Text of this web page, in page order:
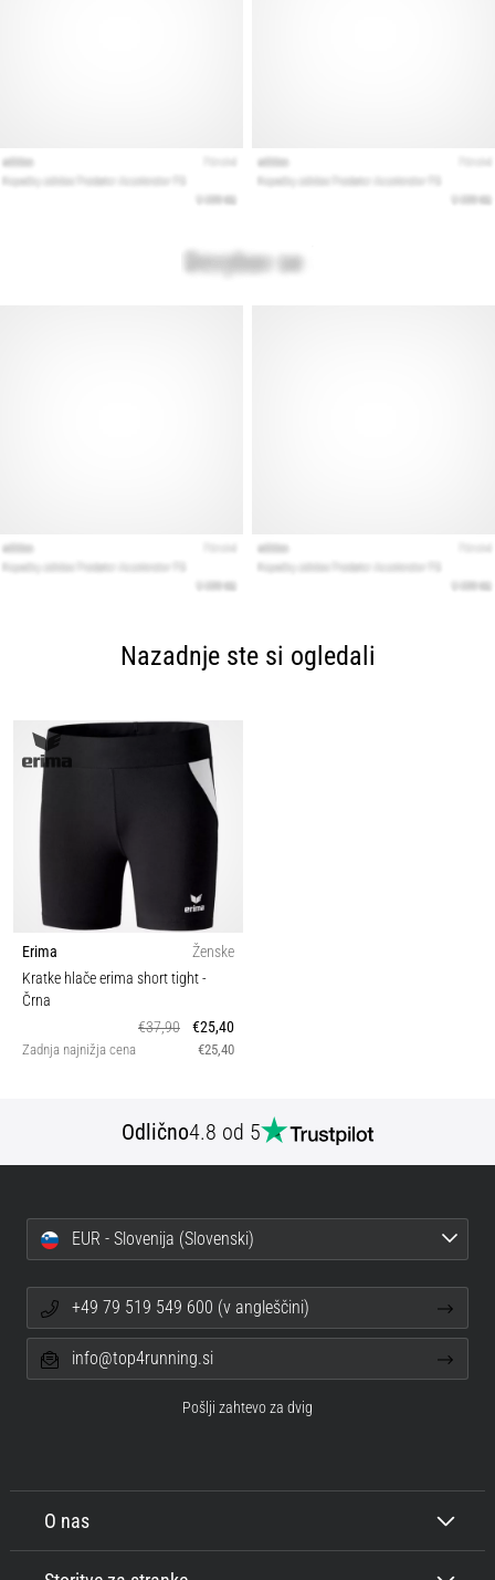
Nazadnje ste si ogledali
Erima
Ženske
Kratke hlače erima short tight-
Črna
€37,90
€25,40
Zadnja najnižja cena €25,40
Odlično4.8 od 5
O nas
EUR - Slovenija (Slovenski)
+49 79 519 549 600 (v angleščini)
info@top4running.si
Pošlji zahtevo za dvig